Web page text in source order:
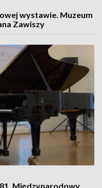
wystawie. Muzeum
Zawiszy
Międzynarodowy